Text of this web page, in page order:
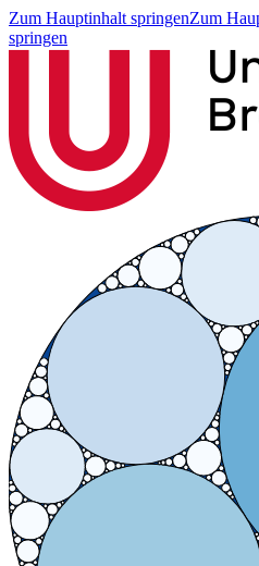
Zum Hauptinhalt springenZum
springen